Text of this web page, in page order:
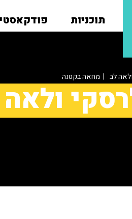
תוכניות
לב | מחאה בקטנה